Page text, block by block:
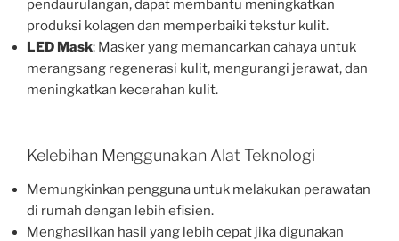
pendaurulangan, dapat membantu meningkatkan
produksi kolagen dan memperbaiki tekstur kulit.
LED Mask: Masker yang memancarkan cahaya untuk
merangsang regenerasi kulit, mengurangi jerawat, dan
meningkatkan kecerahan kulit.
Kelebihan Menggunakan Alat Teknologi
Memungkinkan pengguna untuk melakukan perawatan
di rumah dengan lebih efisien.
Menghasilkan hasil yang lebih cepat jika digunakan